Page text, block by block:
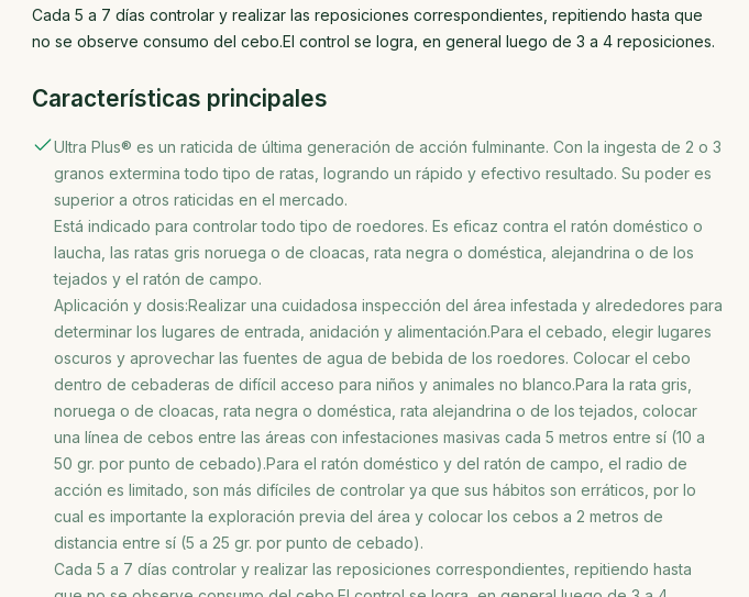
Cada 5 a 7 días controlar y realizar las reposiciones correspondientes, repitiendo hasta que
no se observe consumo del cebo.El control se logra, en general luego de 3 a 4 reposiciones.
Características principales
Ultra Plus® es un raticida de última generación de acción fulminante. Con la ingesta de 2 o 3
granos extermina todo tipo de ratas, logrando un rápido y efectivo resultado. Su poder es
superior a otros raticidas en el mercado.
Está indicado para controlar todo tipo de roedores. Es eficaz contra el ratón doméstico o
laucha, las ratas gris noruega o de cloacas, rata negra o doméstica, alejandrina o de los
tejados y el ratón de campo.
Aplicación y dosis:Realizar una cuidadosa inspección del área infestada y alrededores para
determinar los lugares de entrada, anidación y alimentación.Para el cebado, elegir lugares
oscuros y aprovechar las fuentes de agua de bebida de los roedores. Colocar el cebo
dentro de cebaderas de difícil acceso para niños y animales no blanco.Para la rata gris,
noruega o de cloacas, rata negra o doméstica, rata alejandrina o de los tejados, colocar
una línea de cebos entre las áreas con infestaciones masivas cada 5 metros entre sí (10 a
50 gr. por punto de cebado).Para el ratón doméstico y del ratón de campo, el radio de
acción es limitado, son más difíciles de controlar ya que sus hábitos son erráticos, por lo
cual es importante la exploración previa del área y colocar los cebos a 2 metros de
distancia entre sí (5 a 25 gr. por punto de cebado).
Cada 5 a 7 días controlar y realizar las reposiciones correspondientes, repitiendo hasta